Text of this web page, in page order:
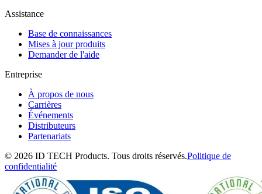
Assistance
Base de connaissances
Mises à jour produits
Demander de l'aide
Entreprise
À propos de nous
Carrières
Événements
Distributeurs
Partenariats
© 2026 ID TECH Products. Tous droits réservés.Politique de
confidentialité